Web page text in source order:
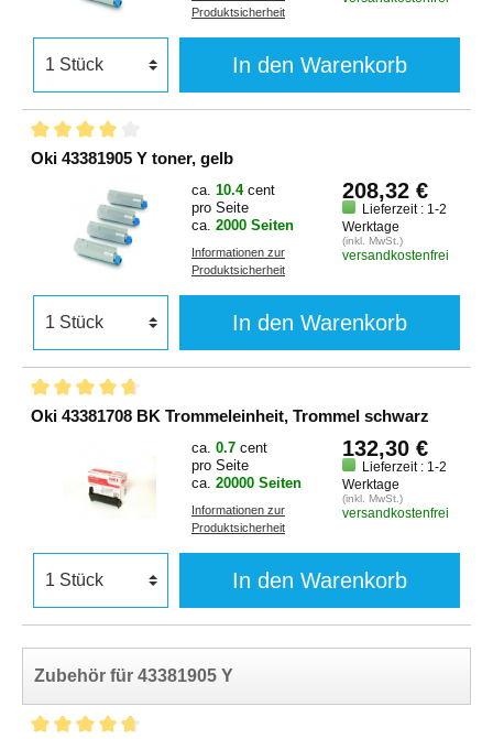
Produktsicherheit
In den Warenkorb
Oki 43381905 Y toner, gelb
ca. 10.4 cent
pro Seite
ca. 2000 Seiten
Informationen zur
Produktsicherheit
208,32 €
Lieferzeit : 1-2
Werktage
(inkl. MwSt.)
versandkostenfrei
In den Warenkorb
Oki 43381708 BK Trommeleinheit, Trommel schwarz
ca. 0.7 cent
pro Seite
ca. 20000 Seiten
Informationen zur
Produktsicherheit
132,30 €
Lieferzeit : 1-2
Werktage
(inkl. MwSt.)
versandkostenfrei
In den Warenkorb
Zubehör für 43381905 Y